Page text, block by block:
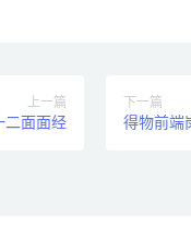
上一篇
二面面经
下一篇
得物前端